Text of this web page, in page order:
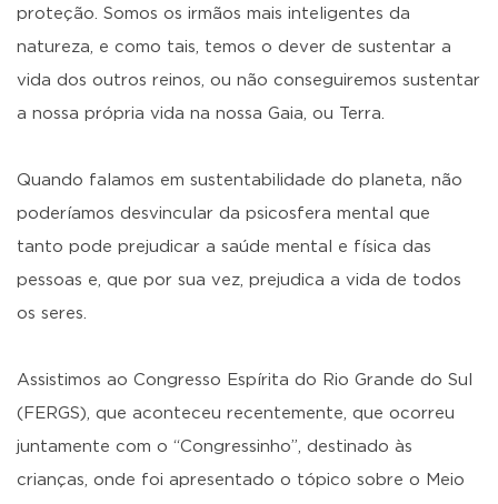
proteção. Somos os irmãos mais inteligentes da
natureza, e como tais, temos o dever de sustentar a
vida dos outros reinos, ou não conseguiremos sustentar
a nossa própria vida na nossa Gaia, ou Terra.
Quando falamos em sustentabilidade do planeta, não
poderíamos desvincular da psicosfera mental que
tanto pode prejudicar a saúde mental e física das
pessoas e, que por sua vez, prejudica a vida de todos
os seres.
Assistimos ao Congresso Espírita do Rio Grande do Sul
(FERGS), que aconteceu recentemente, que ocorreu
juntamente com o “Congressinho”, destinado às
crianças, onde foi apresentado o tópico sobre o Meio